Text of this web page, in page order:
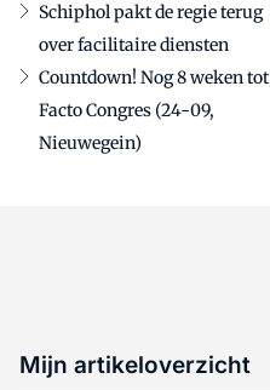
Schiphol pakt de regie terug
over facilitaire diensten
Countdown! Nog 8 weken tot
Facto Congres (24-09,
Nieuwegein)
Mijn artikeloverzicht